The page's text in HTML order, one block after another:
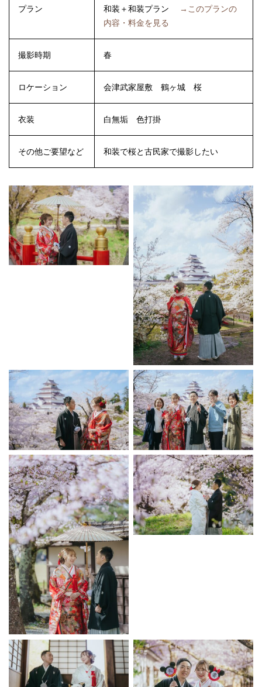
プラン 和装＋和装プラン
→このプランの
内容・料金を見る
撮影時期 春
ロケーション 会津武家屋敷 鶴ヶ城 桜
衣装 白無垢 色打掛
その他ご要望など 和装で桜と古民家で撮影したい